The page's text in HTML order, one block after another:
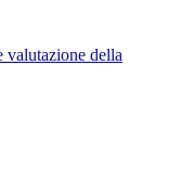
valutazione della